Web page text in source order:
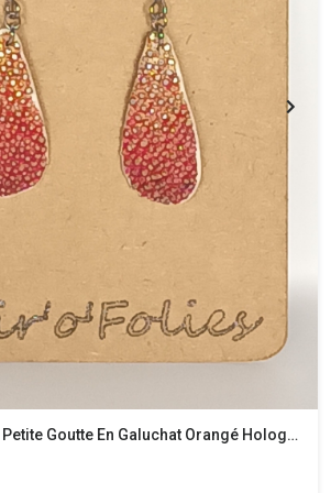
Boucles D’oreilles Petite Goutte En Galuchat Orangé Holographique